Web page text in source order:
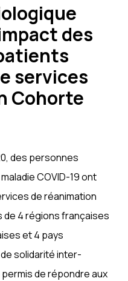
des
services
Cohorte
des personnes
COVID-19 ont
de réanimation
4 régions françaises
et 4 pays
solidarité inter-
de répondre aux